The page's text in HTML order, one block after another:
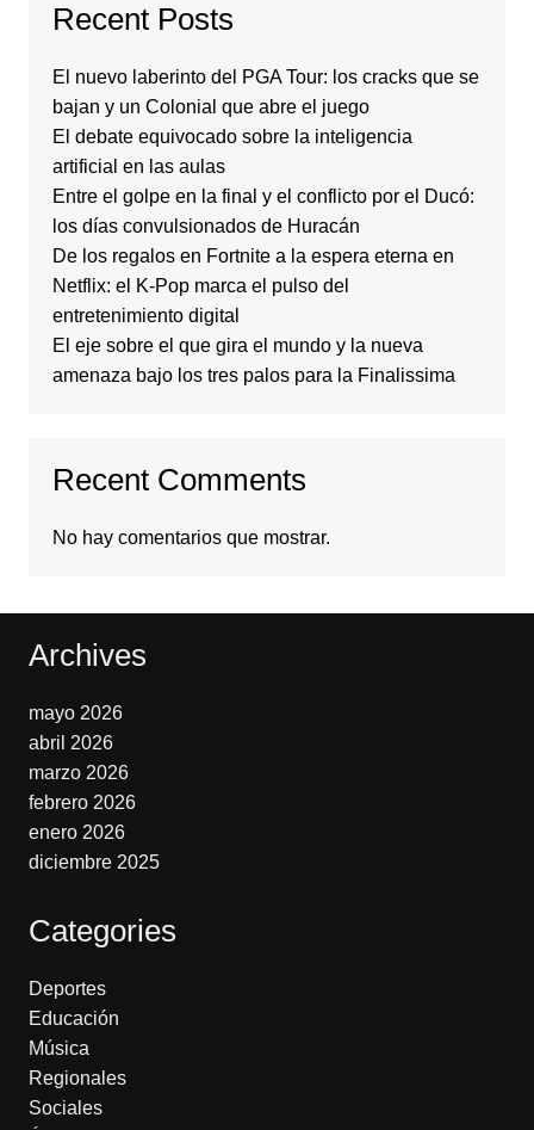
Recent Posts
El nuevo laberinto del PGA Tour: los cracks que se
bajan y un Colonial que abre el juego
El debate equivocado sobre la inteligencia
artificial en las aulas
Entre el golpe en la final y el conflicto por el Ducó:
los días convulsionados de Huracán
De los regalos en Fortnite a la espera eterna en
Netflix: el K-Pop marca el pulso del
entretenimiento digital
El eje sobre el que gira el mundo y la nueva
amenaza bajo los tres palos para la Finalissima
Recent Comments
No hay comentarios que mostrar.
Archives
mayo 2026
abril 2026
marzo 2026
febrero 2026
enero 2026
diciembre 2025
Categories
Deportes
Educación
Música
Regionales
Sociales